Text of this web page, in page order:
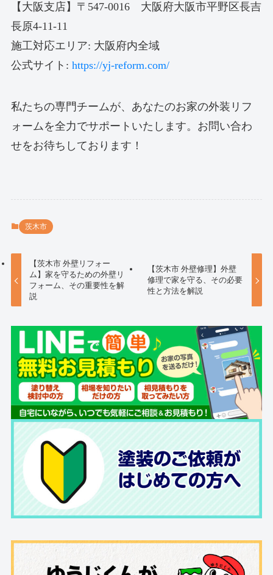
【大阪支店】〒547-0016 大阪府大阪市平野区長吉
長原4-11-11
施工対応エリア: 大阪府内全域
公式サイト: https://yj-reform.com/
私たちの専門チームが、あなたのお家の外装リフ
ォームを全力でサポートいたします。お問い合わ
せをお待ちしております！
茨木市
【茨木市 外壁リフォー
ム】家を守るための外壁リ
フォーム、その重要性を解
説
【茨木市 外壁修理】外壁
修理で家を守る、その必要
性と方法を解説